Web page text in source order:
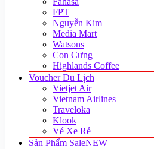
FPT
Nguyễn Kim
Media Mart
Watsons
Con Cưng
Highlands Coffee
Voucher Du Lịch
Vietjet Air
Vietnam Airlines
Traveloka
Klook
Vé Xe Rẻ
Sản Phẩm SaleNEW